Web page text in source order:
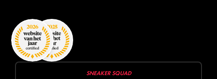
SNEAKER SQUAD